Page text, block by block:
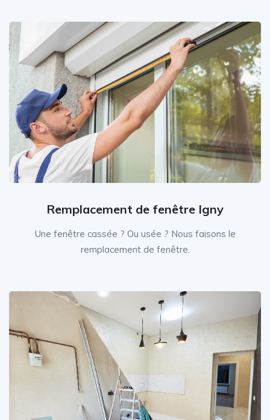
Remplacement de fenêtre Igny
Une fenêtre cassée ? Ou usée ? Nous faisons le
remplacement de fenêtre.